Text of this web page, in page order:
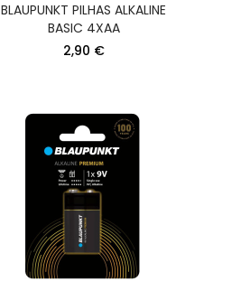
BLAUPUNKT PILHAS ALKALINE
BASIC 4XAA
2,90 €